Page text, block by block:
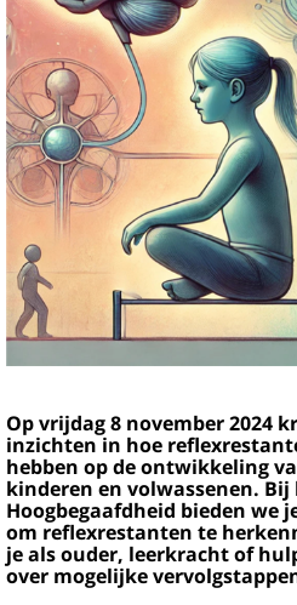
Op vrijdag 8 november 2024
inzichten in hoe
hebben op de ontwikkeling
kinderen en volwassenen.
Hoogbegaafdheid bieden we
om reflexrestanten te
je als ouder, leerkracht of
over mogelijke